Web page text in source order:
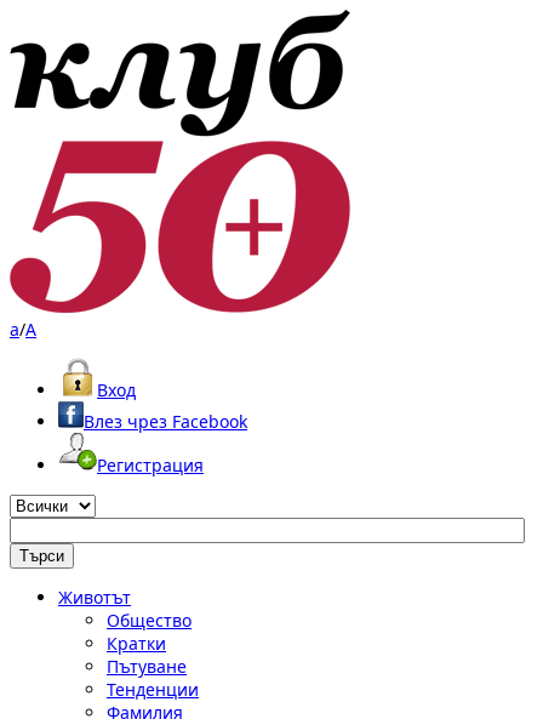
a/A
Вход
Влез чрез Facebook
Регистрация
Животът
Общество
Кратки
Пътуване
Тенденции
Фамилия